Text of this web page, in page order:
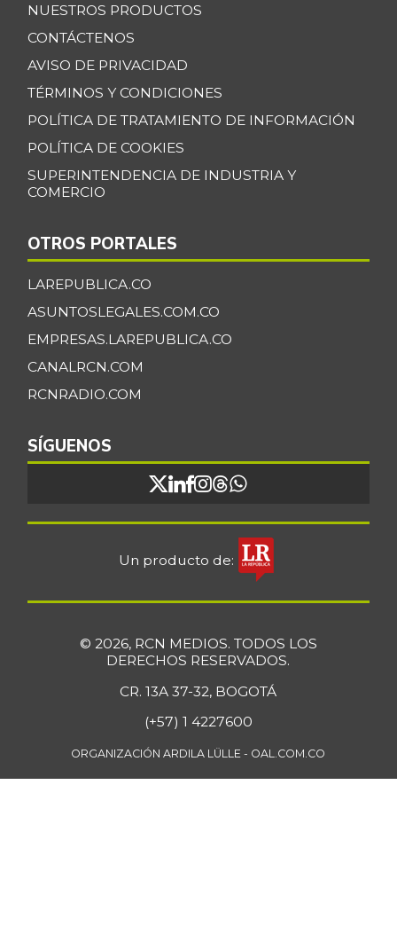
NUESTROS PRODUCTOS
CONTÁCTENOS
AVISO DE PRIVACIDAD
TÉRMINOS Y CONDICIONES
POLÍTICA DE TRATAMIENTO DE INFORMACIÓN
POLÍTICA DE COOKIES
SUPERINTENDENCIA DE INDUSTRIA Y
COMERCIO
OTROS PORTALES
LAREPUBLICA.CO
ASUNTOSLEGALES.COM.CO
EMPRESAS.LAREPUBLICA.CO
CANALRCN.COM
RCNRADIO.COM
SÍGUENOS
Un producto de:
© 2026, RCN MEDIOS. TODOS LOS
DERECHOS RESERVADOS.
CR. 13A 37-32, BOGOTÁ
(+57) 1 4227600
ORGANIZACIÓN ARDILA LÜLLE - OAL.COM.CO